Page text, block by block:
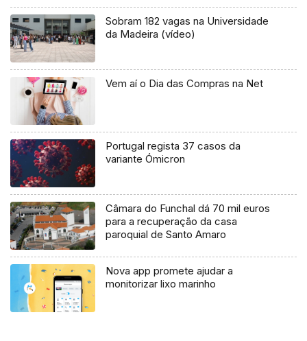
Sobram 182 vagas na Universidade
da Madeira (vídeo)
Vem aí o Dia das Compras na Net
Portugal regista 37 casos da
variante Ómicron
Câmara do Funchal dá 70 mil euros
para a recuperação da casa
paroquial de Santo Amaro
Nova app promete ajudar a
monitorizar lixo marinho